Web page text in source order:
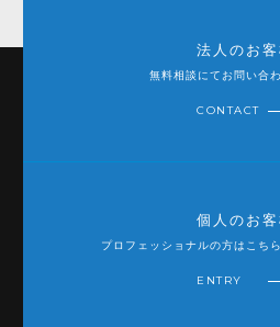
法人のお客
無料相談にてお問い合
CONTACT
個人のお客
プロフェッショナルの方はこち
ENTRY